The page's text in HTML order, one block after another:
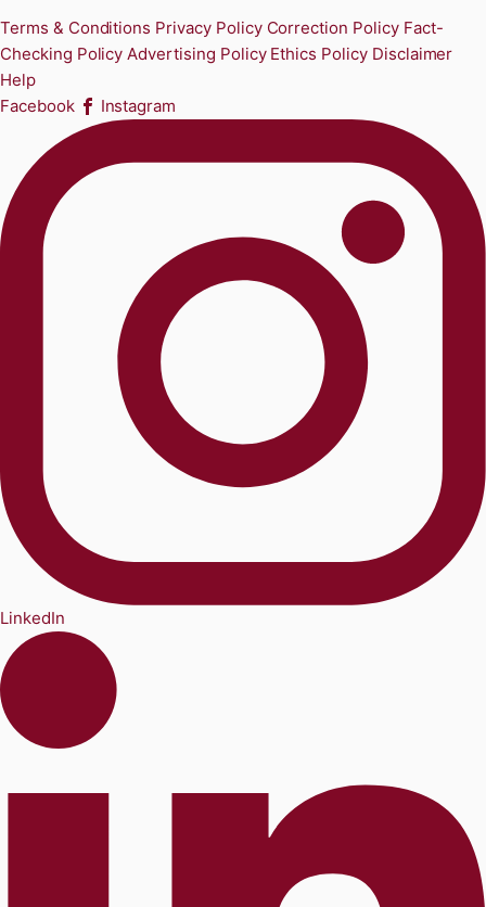
Terms & Conditions Privacy Policy Correction Policy Fact-
Checking Policy Advertising Policy Ethics Policy Disclaimer
Help
Facebook
Instagram
LinkedIn